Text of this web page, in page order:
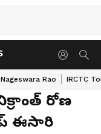
Rao IRCTC
రోణ
ఈసారి